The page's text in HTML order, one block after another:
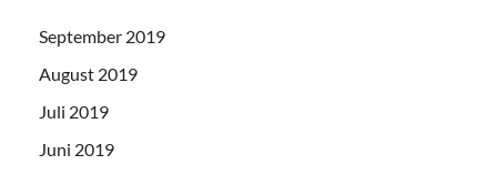
September 2019
August 2019
Juli 2019
Juni 2019